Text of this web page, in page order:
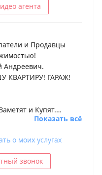
агента
и Продавцы
Андреевич.
КВАРТИРУ! ГАРАЖ!
и Купят.
о ней Узнают ВСЕ.
75т.р.
Показать всё
о моих услугах
звонок